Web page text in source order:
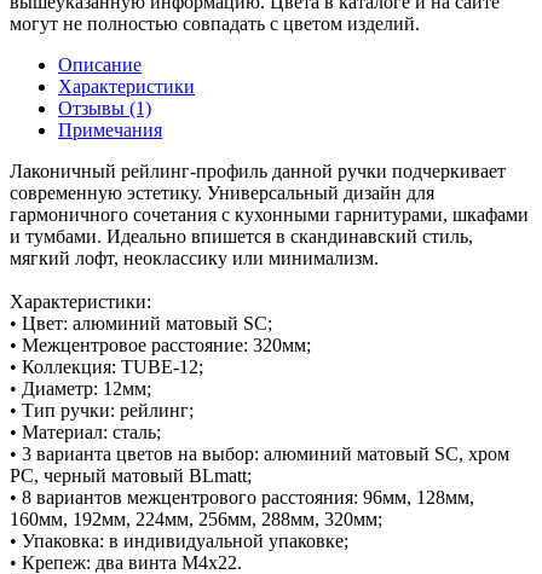
могут не полностью совпадать с цветом изделий.
Описание
Характеристики
Отзывы (1)
Примечания
Лаконичный рейлинг-профиль данной ручки подчеркивает
современную эстетику. Универсальный дизайн для
гармоничного сочетания с кухонными гарнитурами, шкафами
и тумбами. Идеально впишется в скандинавский стиль,
мягкий лофт, неоклассику или минимализм.
Характеристики:
• Цвет: алюминий матовый SC;
• Межцентровое расстояние: 320мм;
• Коллекция: TUBE-12;
• Диаметр: 12мм;
• Тип ручки: рейлинг;
• Материал: сталь;
• 3 варианта цветов на выбор: алюминий матовый SC, хром
PC, черный матовый BLmatt;
• 8 вариантов межцентрового расстояния: 96мм, 128мм,
160мм, 192мм, 224мм, 256мм, 288мм, 320мм;
• Упаковка: в индивидуальной упаковке;
• Крепеж: два винта М4х22.